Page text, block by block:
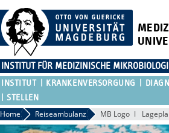
INSTITUT FÜR MEDIZINISCHE
INSTITUT KRANKENVERSORGUNG
STELLEN
Home Reiseambulanz MB Logo